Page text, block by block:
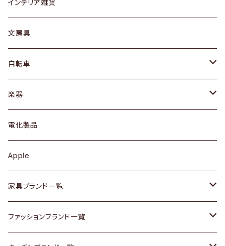
ローテーブル / サイドテーブル
デスク / コンソール
ドレッサー
シェルフ
キュリオケース / 飾り棚
カップボード / 食器棚
チェスト
その他家具
フロアライト
ピアス / イヤリング
財布
バッグ
アウター
トップス
ワンピース
ボトムス
靴
スカーフ
グラス / タンブラー
カップ / マグ
プレート / ボウル
カトラリー
ケトル / ティーポット
鍋 / フライパン
Vintage / ヴィンテージ
銀製品
インテリア雑貨
文房具
自転車
dahon
楽器
ギター
ベース
その他楽器
電化製品
Apple
家具ブランド一覧
ACME Furniture / アクメ ファニチャー
ファッションブランド一覧